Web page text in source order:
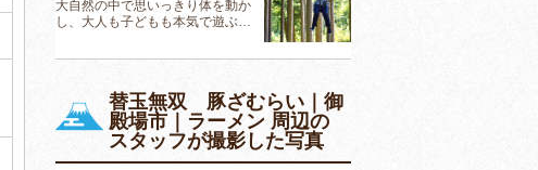
大自然の中で思いっきり体を動か
し、大人も子どもも本気で遊ぶ…
替玉無双 豚ざむらい｜御
殿場市｜ラーメン 周辺の
スタッフが撮影した写真